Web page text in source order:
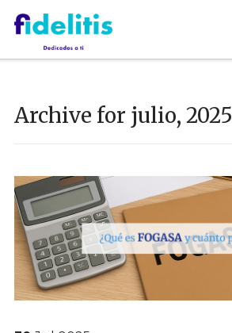
Archive for julio, 2025